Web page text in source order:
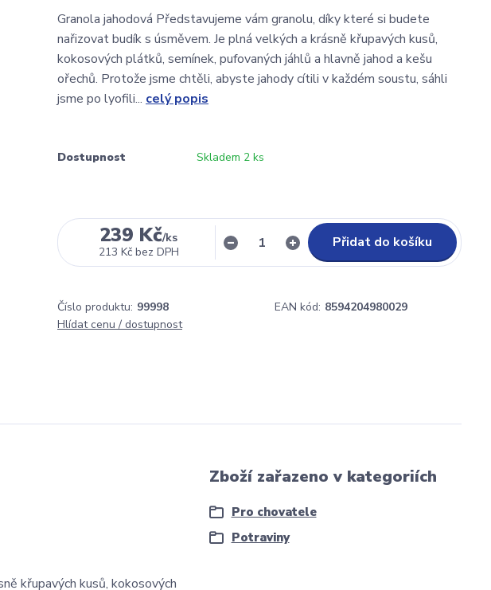
Granola jahodová Představujeme vám granolu, díky které si budete
nařizovat budík s úsměvem. Je plná velkých a krásně křupavých kusů,
kokosových plátků, semínek, pufovaných jáhlů a hlavně jahod a kešu
ořechů. Protože jsme chtěli, abyste jahody cítili v každém soustu, sáhli
jsme po lyofili... celý popis
Dostupnost Skladem 2 ks
239 Kč/ks
213 Kč bez DPH
Přidat do košíku
Číslo produktu: 99998 EAN kód: 8594204980029
Hlídat cenu / dostupnost
křupavých kusů, kokosových
Zboží zařazeno v kategoriích
Pro chovatele
Potraviny